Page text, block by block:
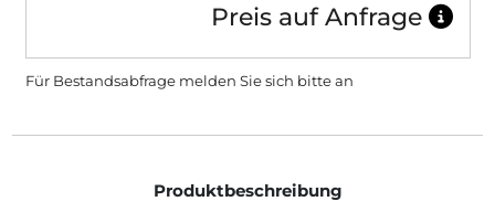
Preis auf Anfrage
Für Bestandsabfrage melden Sie sich bittean
Produktbeschreibung